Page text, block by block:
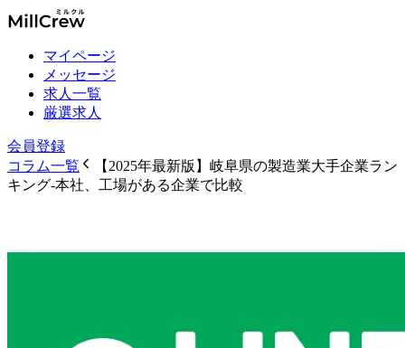
マイページ
メッセージ
求人一覧
厳選求人
会員登録
コラム一覧
【2025年最新版】岐阜県の製造業大手企業ラン
キング-本社、工場がある企業で比較